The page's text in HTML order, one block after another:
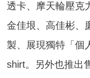
透卡、摩天輪壓克
金佳垠、高佳彬、
製、展現獨特「個
shirt。另外也推出